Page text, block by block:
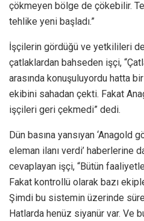
çökmeyen bölge de çökebilir.
tehlike yeni başladı.”
İşçilerin gördüğü ve yetkilileri
çatlaklardan bahseden işçi,
arasında konuşuluyordu hatta
ekibini sahadan çekti. Fakat
işçileri geri çekmedi” dedi.
Dün basına yansıyan ‘Anagold
eleman ilanı verdi’ haberlerine
cevaplayan işçi, “Bütün
Fakat kontrollü olarak bazı
Şimdi bu sistemin üzerinde
Hatlarda henüz siyanür var. Ve